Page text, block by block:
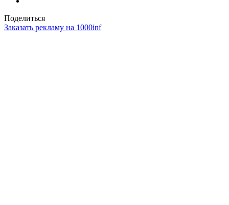
Поделиться
Заказать рекламу на 1000inf